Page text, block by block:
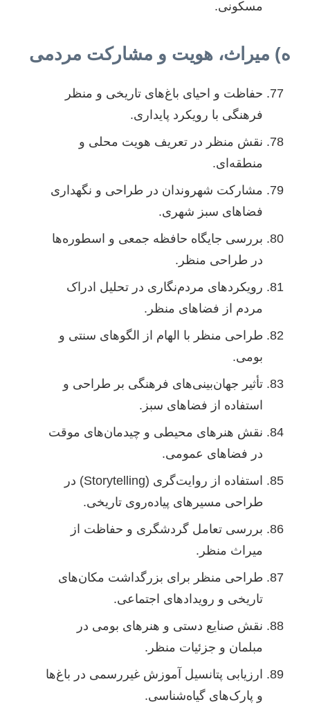
مسکونی.
ه) میراث، هویت و مشارکت مردمی
حفاظت و احیای باغ‌های تاریخی و منظر
فرهنگی با رویکرد پایداری.
نقش منظر در تعریف هویت محلی و
منطقه‌ای.
مشارکت شهروندان در طراحی و نگهداری
فضاهای سبز شهری.
بررسی جایگاه حافظه جمعی و اسطوره‌ها
در طراحی منظر.
رویکردهای مردم‌نگاری در تحلیل ادراک
مردم از فضاهای منظر.
طراحی منظر با الهام از الگوهای سنتی و
بومی.
تأثیر جهان‌بینی‌های فرهنگی بر طراحی و
استفاده از فضاهای سبز.
نقش هنرهای محیطی و چیدمان‌های موقت
در فضاهای عمومی.
استفاده از روایت‌گری (Storytelling) در
طراحی مسیرهای پیاده‌روی تاریخی.
بررسی تعامل گردشگری و حفاظت از
میراث منظر.
طراحی منظر برای بزرگداشت مکان‌های
تاریخی و رویدادهای اجتماعی.
نقش صنایع دستی و هنرهای بومی در
مبلمان و جزئیات منظر.
ارزیابی پتانسیل آموزش غیررسمی در باغ‌ها
و پارک‌های گیاه‌شناسی.